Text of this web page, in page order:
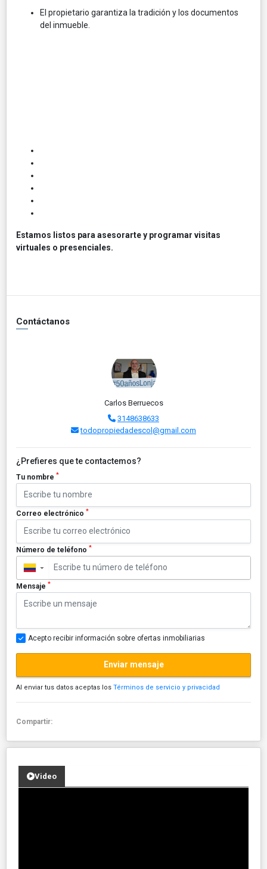
El propietario garantiza la tradición y los documentos
del inmueble.
Estamos listos para asesorarte y programar visitas
virtuales o presenciales.
Contáctanos
Carlos Berruecos
3148638633
todopropiedadescol@gmail.com
¿Prefieres que te contactemos?
Tu nombre *
Correo electrónico *
Número de teléfono *
▼
Mensaje *
Acepto recibir información sobre ofertas inmobiliarias
Enviar mensaje
Al enviar tus datos aceptas los Términos de servicio y privacidad
Compartir:
Video